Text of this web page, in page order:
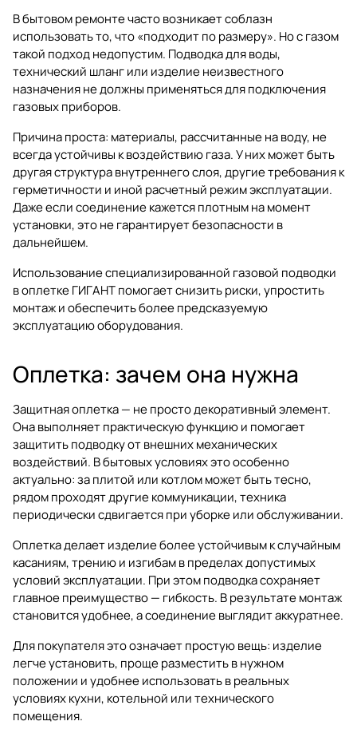
В бытовом ремонте часто возникает соблазн
использовать то, что «подходит по размеру». Но с газом
такой подход недопустим. Подводка для воды,
технический шланг или изделие неизвестного
назначения не должны применяться для подключения
газовых приборов.
Причина проста: материалы, рассчитанные на воду, не
всегда устойчивы к воздействию газа. У них может быть
другая структура внутреннего слоя, другие требования к
герметичности и иной расчетный режим эксплуатации.
Даже если соединение кажется плотным на момент
установки, это не гарантирует безопасности в
дальнейшем.
Использование специализированной газовой подводки
в оплетке ГИГАНТпомогает снизить риски, упростить
монтаж и обеспечить более предсказуемую
эксплуатацию оборудования.
Оплетка: зачем она нужна
Защитная оплетка — не просто декоративный элемент.
Она выполняет практическую функцию и помогает
защитить подводку от внешних механических
воздействий. В бытовых условиях это особенно
актуально: за плитой или котлом может быть тесно,
рядом проходят другие коммуникации, техника
периодически сдвигается при уборке или обслуживании.
Оплетка делает изделие более устойчивым к случайным
касаниям, трению и изгибам в пределах допустимых
условий эксплуатации. При этом подводка сохраняет
главное преимущество — гибкость. В результате монтаж
становится удобнее, а соединение выглядит аккуратнее.
Для покупателя это означает простую вещь: изделие
легче установить, проще разместить в нужном
положении и удобнее использовать в реальных
условиях кухни, котельной или технического
помещения.